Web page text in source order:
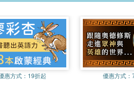
惠方式： 19折起 優惠方式：